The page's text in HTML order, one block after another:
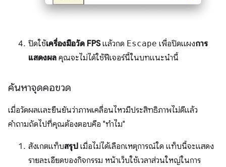
ปิดใช้เครื่องมือวัด FPSแล้วกด Escape เพื่อปิดแผงการ
แสดงผล คุณจะไม่ได้ใช้ฟีเจอร์นี้ในบทแนะนํานี้
ค้นหาจุดคอขวด
เมื่อวัดผลและยืนยันว่าภาพเคลื่อนไหวมีประสิทธิภาพไม่ดีแล้ว
คำถามถัดไปที่คุณต้องตอบคือ "ทำไม"
สังเกตแท็บสรุป เมื่อไม่ได้เลือกเหตุการณ์ใด แท็บนี้จะแสดง
รายละเอียดของกิจกรรม หน้าเว็บใช้เวลาส่วนใหญ่ในการ